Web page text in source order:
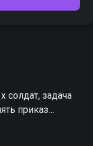
солдат, задача
приказ
боец